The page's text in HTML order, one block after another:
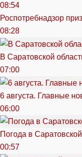
08:54
Роспотребнадзор
08:28
В Саратовской
07:00
6 августа. Главные
06:00
Погода в
00:57